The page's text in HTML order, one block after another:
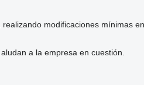
modificaciones mínimas
a la empresa en cuestión.